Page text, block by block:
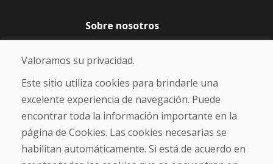
Sobre nosotros
Blog
Sobre nosotros
Comercio
Contacto
Compra
Tienda electrónica
Envío y pago
Valoramos su privacidad.
Este sitio utiliza cookies para brindarle una
excelente experiencia de navegación. Puede
encontrar toda la información importante en la
página de Cookies. Las cookies necesarias se
habilitan automáticamente. Si está de acuerdo en